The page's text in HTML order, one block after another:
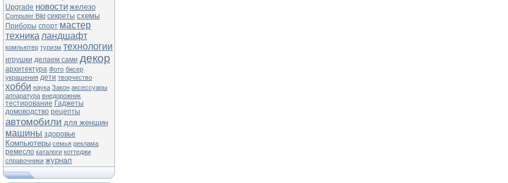
Upgrade новости железо
Computer Bild секреты схемы
Приборы спорт мастер
техника ландшафт
компьютер туризм технологии
игрушки делаем сами декор
архитектура Фото бисер
украшения дети творчество
хобби наука Закон аксессуары
аппаратура внедорожник
тестирование Гаджеты
домоводство рецепты
автомобили для женщин
машины здоровье
Компьютеры семья реклама
ремесло каталоги коттеджи
справочники журнал